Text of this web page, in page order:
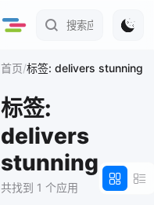
首页/标签: delivers stunning
标签:
delivers
stunning
共找到 1 个应用